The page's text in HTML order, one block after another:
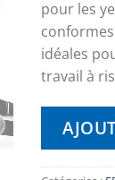
pour les
idéales
travail à